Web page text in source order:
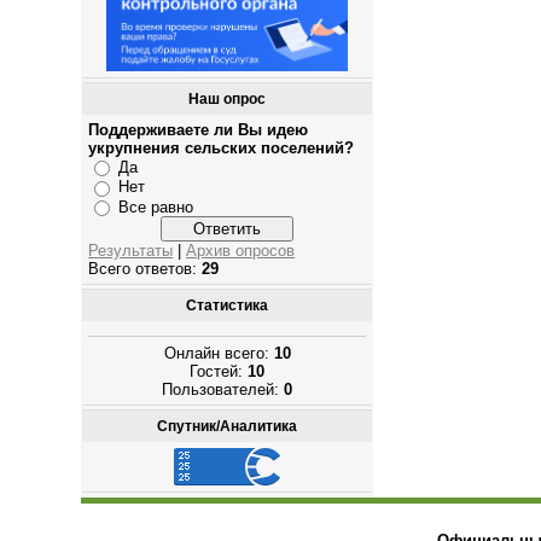
Наш опрос
Поддерживаете ли Вы идею
укрупнения сельских поселений?
Да
Нет
Все равно
Результаты |Архив опросов
Всего ответов:29
Статистика
Онлайн всего: 10
Гостей:10
Пользователей:0
Спутник/Аналитика